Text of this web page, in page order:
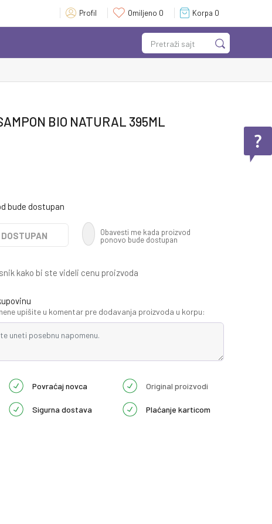
Profil Omiljeno 0 Korpa 0
Pretraži sajt
BIO NATURAL 395ML
bude dostupan
Obavesti me kada proizvod
ponovo bude dostupan
kako bi ste videli cenu proizvoda
upišite u komentar pre dodavanja proizvoda u korpu:
Povraćaj novca Original proizvodi
Sigurna dostava Plaćanje karticom